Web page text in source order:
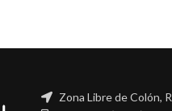
Zona Libre de Colón,